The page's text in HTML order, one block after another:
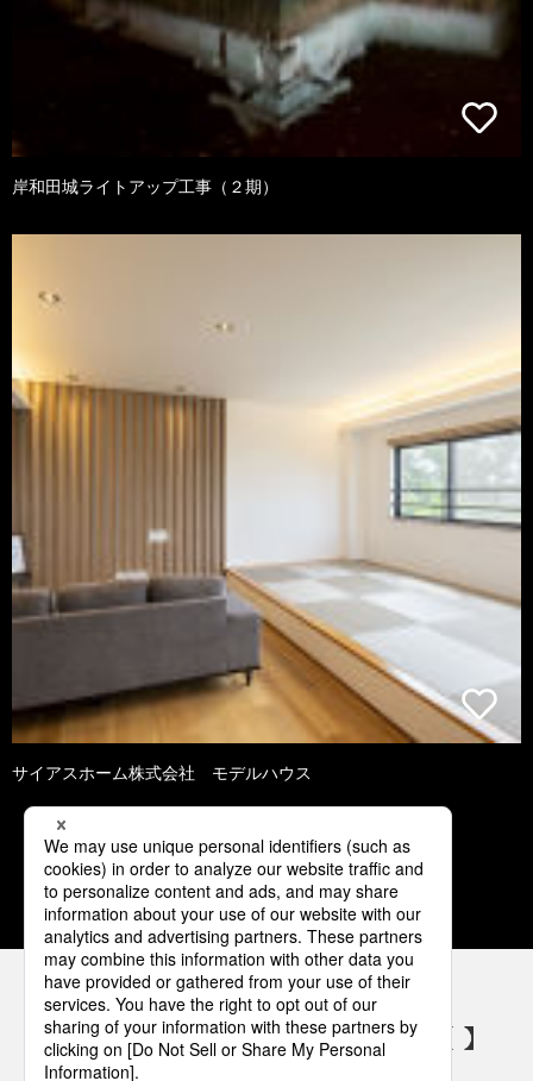
岸和田城ライトアップ工事（２期）
サイアスホーム株式会社 モデルハウス
1 2 3 4 5
パナソニックの電気設備 SNSアカウント